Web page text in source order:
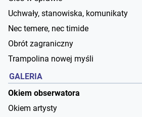
Uchwały, stanowiska, komunikaty
Nec temere, nec timide
Obrót zagraniczny
Trampolina nowej myśli
GALERIA
Okiem obserwatora
Okiem artysty